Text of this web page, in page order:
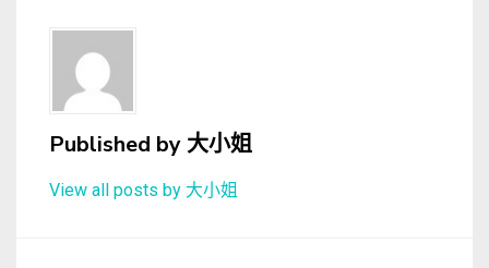
Published by大小姐
View all posts by 大小姐